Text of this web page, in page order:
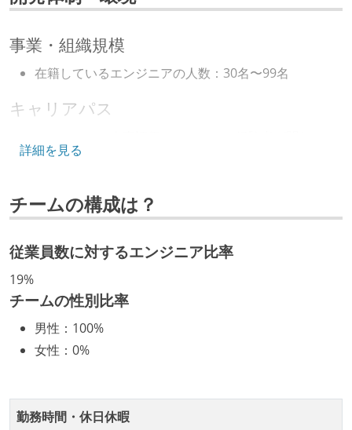
事業・組織規模
在籍しているエンジニアの人数：30名〜99名
キャリアパス
いる
など、キャリア形成を目的とした職域を超えての積極
的な異動が推奨され、実施されている
マネージャーやCTOと高頻度（月1程度）でキャリアに
年収800万円以上のエンジニアに、マネジメントの役
割を持たない人がいる
技術カルチャー
化を行う役割の人・部門が存在する
取締役（社内）または執行役員として、エンジニアリ
詳細を見る
チームの構成は？
従業員数に対するエンジニア比率
19%
チームの性別比率
男性 ： 100%
女性 ： 0%
勤務時間・休日休暇